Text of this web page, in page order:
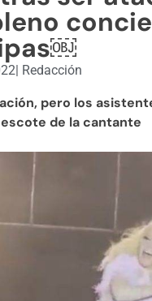
| Redacción
pero los
de la cantante